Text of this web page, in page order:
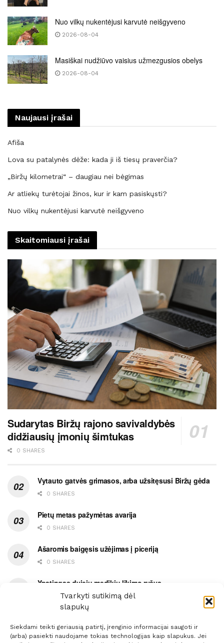
Tvarkyti sutikimą dėl
slapukų
Siekdami teikti geriausią patirtį, įrenginio informacijai saugoti ir
(arba) pasiekti naudojame tokias technologijas kaip slapukus. Jei
Nuo vilkų nukentėjusi karvutė neišgyveno
2026-08-04
Masiškai nudžiūvo vaisius užmezgusios obelys
2026-08-04
Naujausi įrašai
Afiša
Lova su patalynės dėže: kada ji iš tiesų praverčia?
„Biržų kilometrai“ – daugiau nei bėgimas
Ar atliekų turėtojai žinos, kur ir kam pasiskųsti?
Nuo vilkų nukentėjusi karvutė neišgyveno
Skaitomiausi įrašai
Sudarytas Biržų rajono savivaldybės
didžiausių įmonių šimtukas
0 SHARES
Vytauto gatvės grimasos, arba užsitęsusi Biržų gėda
0 SHARES
Pietų metas pažymėtas avarija
0 SHARES
Ašaromis baigęsis užėjimas į piceriją
0 SHARES
Ypatingas dviejų medikių likimo ryšys
0 SHARES